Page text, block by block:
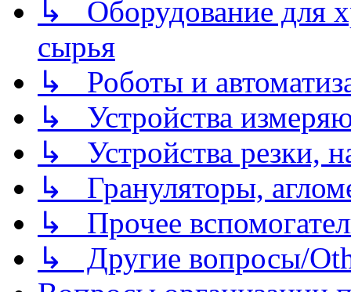
↳ Оборудование для
сырья
↳ Роботы и
↳ Устройства
↳ Устройства резки,
↳ Грануляторы,
↳ Прочее
↳ Другие вопросы/